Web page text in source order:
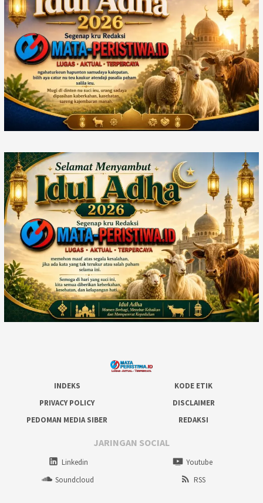
INDEKS
KODE ETIK
PRIVACY POLICY
DISCLAIMER
PEDOMAN MEDIA SIBER
REDAKSI
JARINGAN SOCIAL
Linkedin
Youtube
Soundcloud
RSS